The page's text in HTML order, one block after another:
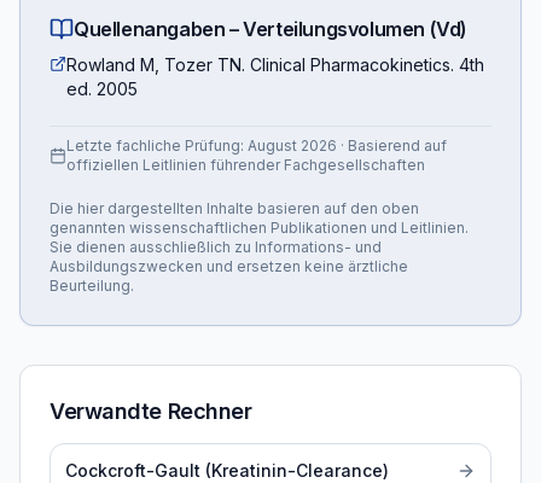
Quellenangaben –Verteilungsvolumen (Vd)
Rowland M, Tozer TN. Clinical Pharmacokinetics. 4th
ed. 2005
Letzte fachliche Prüfung: August 2026 · Basierend auf
offiziellen Leitlinien führender Fachgesellschaften
Die hier dargestellten Inhalte basieren auf den oben
genannten wissenschaftlichen Publikationen und Leitlinien.
Sie dienen ausschließlich zu Informations- und
Ausbildungszwecken und ersetzen keine ärztliche
Beurteilung.
Verwandte Rechner
Cockcroft-Gault (Kreatinin-Clearance)